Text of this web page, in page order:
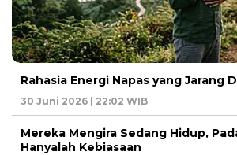
Rahasia Energi Napas yang Jarang
30 Juni 2026 | 22:02 WIB
Mereka Mengira Sedang Hidup,
Hanyalah Kebiasaan